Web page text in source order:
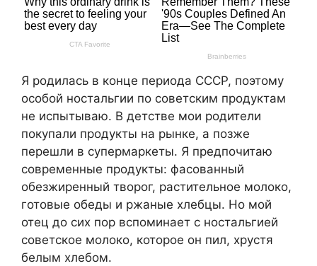
Я родилась в конце периода СССР, поэтому
особой ностальгии по советским продуктам
не испытываю. В детстве мои родители
покупали продукты на рынке, а позже
перешли в супермаркеты. Я предпочитаю
современные продукты: фасованный
обезжиренный творог, растительное молоко,
готовые обеды и ржаные хлебцы. Но мой
отец до сих пор вспоминает с ностальгией
советское молоко, которое он пил, хрустя
белым хлебом.